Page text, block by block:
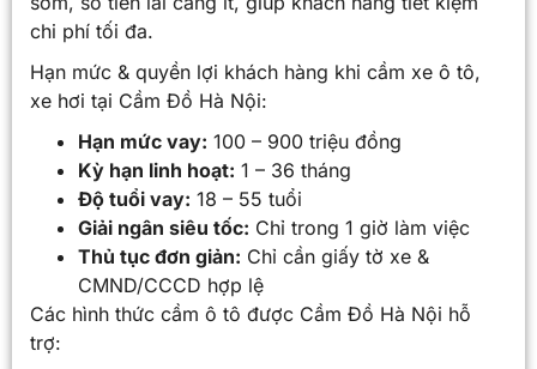
chi phí tối đa.
Hạn mức & quyền lợi khách hàng khi cầm xe ô tô,
xe hơi tại Cầm Đồ Hà Nội:
Hạn mức vay: 100 – 900 triệu đồng
Kỳ hạn linh hoạt: 1 – 36 tháng
Độ tuổi vay: 18 – 55 tuổi
Giải ngân siêu tốc: Chỉ trong 1 giờ làm việc
Thủ tục đơn giản: Chỉ cần giấy tờ xe &
CMND/CCCD hợp lệ
Các hình thức cầm ô tô được Cầm Đồ Hà Nội hỗ
trợ: